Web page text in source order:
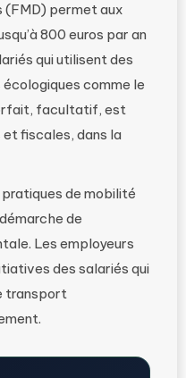
permet aux
800 euros par an
qui utilisent des
comme le
facultatif, est
fiscales, dans la
de mobilité
de
Les employeurs
des salariés qui
transport